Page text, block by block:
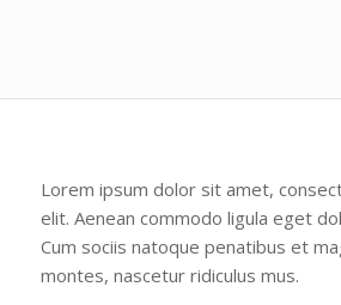
Lorem ipsum dolor sit amet,
elit. Aenean commodo ligula eget
Cum sociis natoque penatibus et
montes, nascetur ridiculus mus.